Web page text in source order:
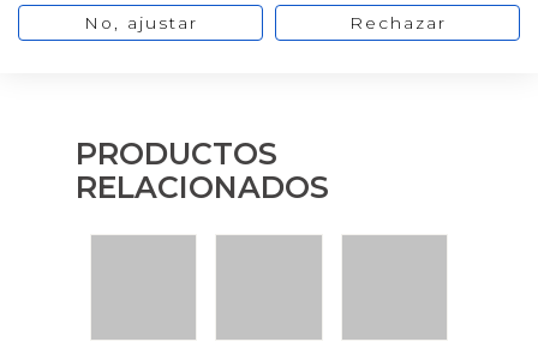
PRODUCTOS
RELACIONADOS
No, ajustar Rechazar